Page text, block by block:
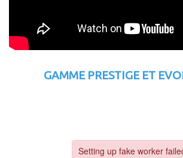
GAMME PRESTIGE ET